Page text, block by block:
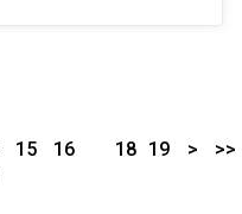
15
16
18 19 > >>